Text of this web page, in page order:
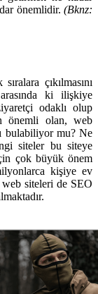
önemlidir. (Bknz:
çıkılmasını
ki ilişkiye
odaklı olup
önemli olan, web
bulabiliyor mu? Ne
siteler bu siteye
çok büyük önem
kişiye ev
siteleri de SEO